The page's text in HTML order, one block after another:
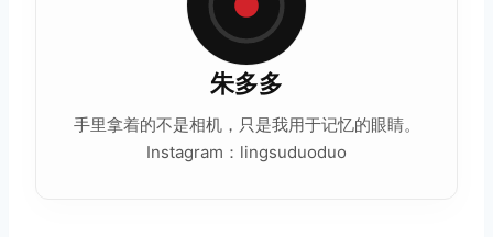
朱多多
手里拿着的不是相机，只是我用于记忆的眼睛。
Instagram：lingsuduoduo